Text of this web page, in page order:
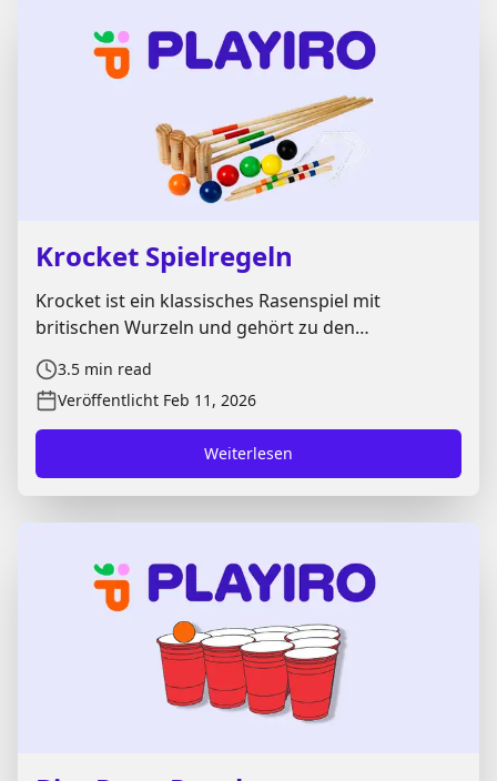
Krocket Spielregeln
Krocket ist ein klassisches Rasenspiel mit
britischen Wurzeln und gehört zu den
beliebtesten Gartenspielen im Sommer. In diesen
**Krocket Spielregeln** erfährst du Schritt für
Schritt, wie der Aufbau funktioniert, wie der
Spielablauf aussieht und welche taktischen
Möglichkeiten du nutzen kannst – egal ob du mit
3.5 min read
Veröffentlicht Feb 11, 2026
Weiterlesen